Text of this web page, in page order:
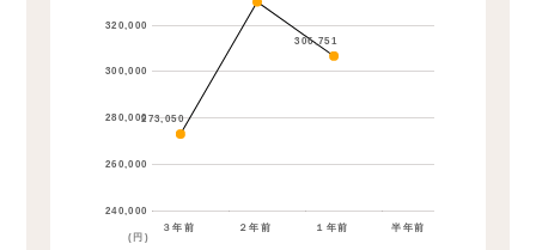
３年前 ２年前 １年前 半年前
240,000
260,000
280,000
300,000
320,000
273,050
306,751
(円)